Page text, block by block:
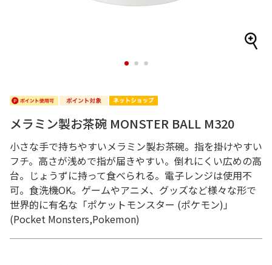
1 2 3
メラミン製お茶碗 MONSTER BALL M320
小さな手で持ちやすいメラミン製お茶碗。指を掛けやすい
フチ。高さが浅めで指が届きやすい。倒れにくい広めの高
台。じょうずに持って食べられる。電子レンジは使用不
可。食洗機OK。ゲームやアニメ、グッズなど様々な形で
世界的に有名な「ポケットモンスター (ポケモン)」
(Pocket Monsters,Pokemon)